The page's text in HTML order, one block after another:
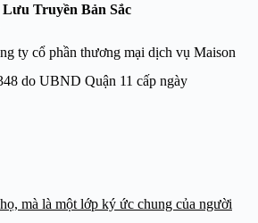
Truyền Bản Sắc
ty cổ phần thương mại dịch vụ Maison
do UBND Quận 11 cấp ngày
mà là một lớp ký ức chung của người